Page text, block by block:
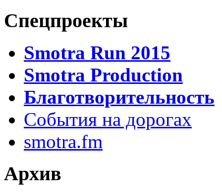
Спецпроекты
Smotra Run 2015
Smotra Production
Благотворительность
События на дорогах
smotra.fm
Архив